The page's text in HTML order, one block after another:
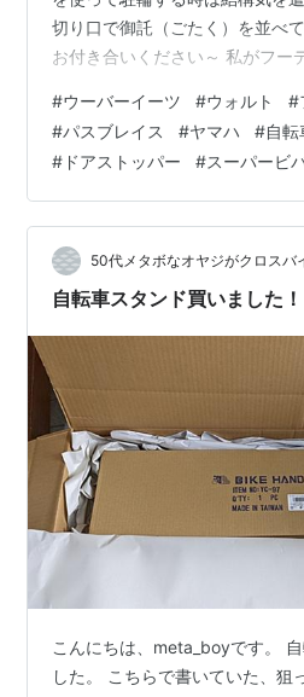
切り口で御託（ごたく）を並べ
お付き合いください～ 私がフー
外と傾斜していて、左側通行で
ま停車しようとするとキックス
側に傾くので左側に傾いている
車を停めることとなり、カナ～
になる。 一般的な自転車ならば
にかける必要もないだろうが、
#ウーバーイーツ #ウォルト #
#パスブレイス #ヤマハ #自転
# ドアストッパー #スーパービ
50代メタボなオヤジがクロスバ
自転車スタンド買いました！
こんにちは、meta_boyです。
した。 こちらで書いていた、狙